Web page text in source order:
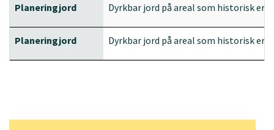
Planeringjord Dyrkbar jord på areal som historisk
Planeringjord Dyrkbar jord på areal som historisk